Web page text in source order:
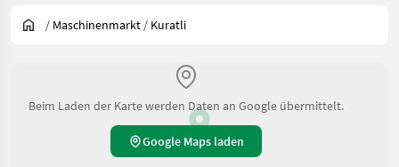
/ Maschinenmarkt / Kuratli
Beim Laden der Karte werden Daten an Google übermittelt.
Google Maps laden